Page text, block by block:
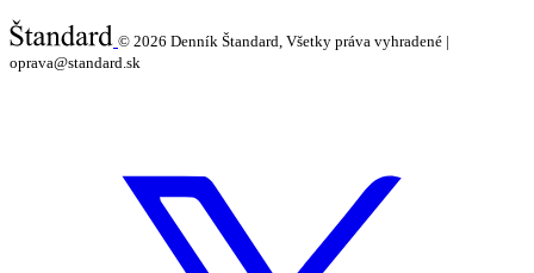
© 2026 Denník Štandard, Všetky práva vyhradené |
oprava@standard.sk